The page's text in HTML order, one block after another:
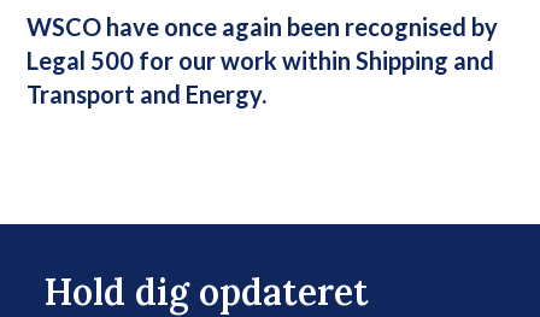
WSCO have once again been recognised by
Legal 500 for our work within Shipping and
Transport and Energy.
Hold dig opdateret